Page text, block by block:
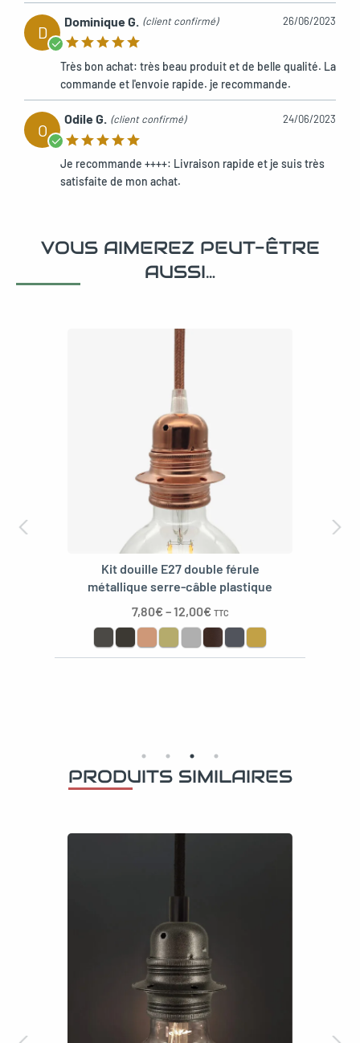
D
Dominique G. (client confirmé) 26/06/2023
Très bon achat: très beau produit et de belle qualité. La
commande et l'envoie rapide. je recommande.
O
Odile G. (client confirmé) 24/06/2023
Je recommande ++++: Livraison rapide et je suis très
satisfaite de mon achat.
VOUS AIMEREZ PEUT-ÊTRE
AUSSI…
Kit douille E27 double férule
métallique serre-câble plastique
7,80€–12,00€ TTC
PRODUITS SIMILAIRES